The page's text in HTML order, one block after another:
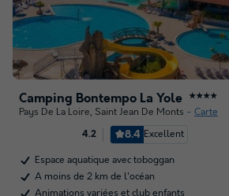
Camping Bontempo La Yole ★★★★
Pays De La Loire, Saint Jean De Monts Carte
4.2 8.4 Excellent
Espace aquatique avec toboggan
A moins de 2 km de l'océan
Animations variées et club enfants